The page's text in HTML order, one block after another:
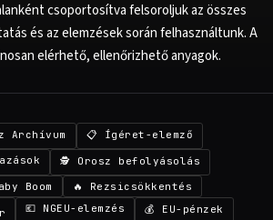
csoportosítva felsoroljuk az összes
és az elemzések során felhasználtunk. A
elérhető, ellenőrizhető anyagok.
Archívum
📋 Ígéret-elemző
🕵 Orosz befolyásolás
Boom
🔥 Rezsicsökkentés
💶 NGEU-elemzés 💰 EU-pénzek